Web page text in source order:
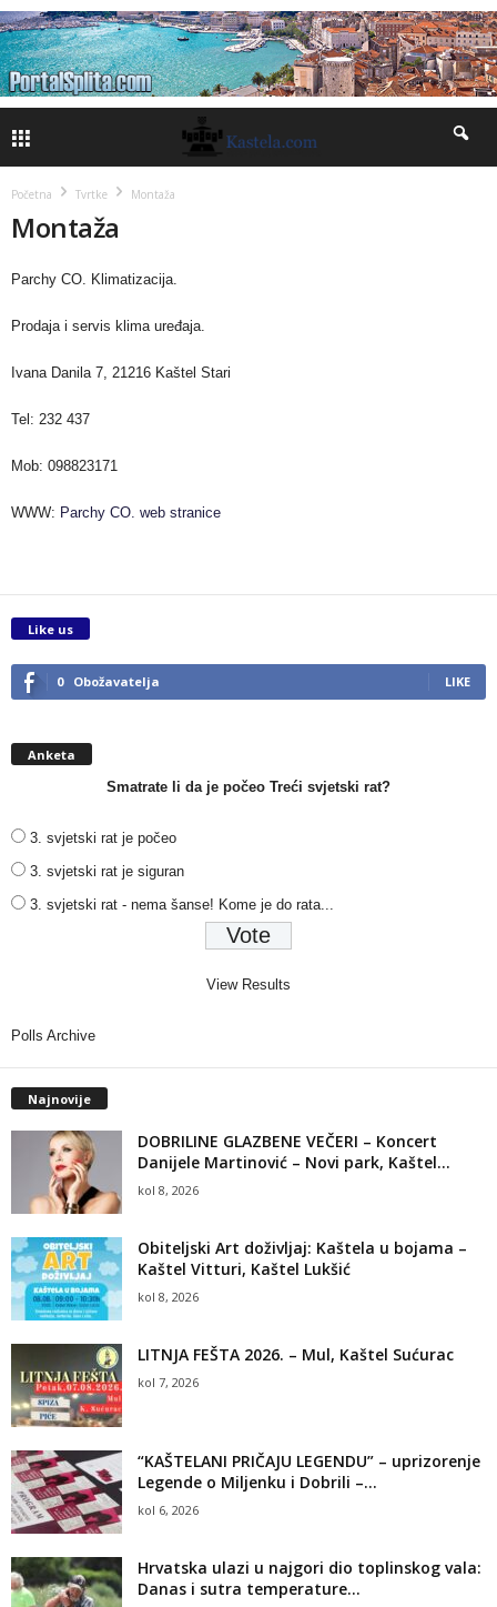
Početna Tvrtke Montaža
Montaža
Parchy CO. Klimatizacija.
Prodaja i servis klima uređaja.
Ivana Danila 7, 21216 Kaštel Stari
Tel: 232 437
Mob: 098823171
WWW: Parchy CO. web stranice
Like us
0 Obožavatelja LIKE
Anketa
Smatrate li da je počeo Treći svjetski rat?
3. svjetski rat je počeo
3. svjetski rat je siguran
3. svjetski rat - nema šanse! Kome je do rata...
View Results
Polls Archive
Najnovije
DOBRILINE GLAZBENE VEČERI – Koncert
Danijele Martinović – Novi park, Kaštel...
kol 8, 2026
Obiteljski Art doživljaj: Kaštela u bojama –
Kaštel Vitturi, Kaštel Lukšić
kol 8, 2026
LITNJA FEŠTA 2026. – Mul, Kaštel Sućurac
kol 7, 2026
“KAŠTELANI PRIČAJU LEGENDU” – uprizorenje
Legende o Miljenku i Dobrili –...
kol 6, 2026
Hrvatska ulazi u najgori dio toplinskog vala:
Danas i sutra temperature...